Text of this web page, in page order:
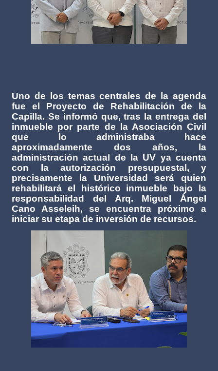
Uno de los temas centrales de la agenda
fue el Proyecto de Rehabilitación de la
Capilla. Se informó que, tras la entrega del
inmueble por parte de la Asociación Civil
que lo administraba hace
aproximadamente dos años, la
administración actual de la UV ya cuenta
con la autorización presupuestal, y
precisamente la Universidad será quien
rehabilitará el histórico inmueble bajo la
responsabilidad del Arq. Miguel Ángel
Cano Asseleih, se encuentra próximo a
iniciar su etapa de inversión de recursos.